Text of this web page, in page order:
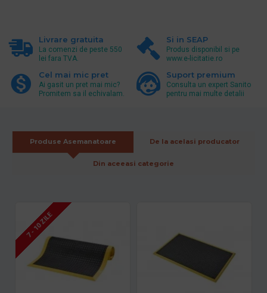
Livrare gratuita
La comenzi de peste 550
lei fara TVA.
Si in SEAP
Produs disponibil si pe
www.e-licitatie.ro
Cel mai mic pret
Ai gasit un pret mai mic?
Promitem sa il echivalam.
Suport premium
Consulta un expert Sanito
pentru mai multe detalii
Produse Asemanatoare De la acelasi producator
Din aceeasi categorie
7 - 10 ZILE